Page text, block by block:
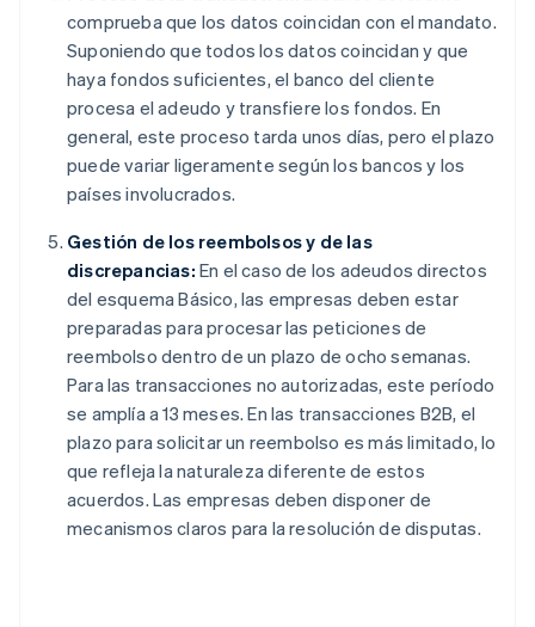
comprueba que los datos coincidan con el mandato.
Suponiendo que todos los datos coincidan y que
haya fondos suficientes, el banco del cliente
procesa el adeudo y transfiere los fondos. En
general, este proceso tarda unos días, pero el plazo
puede variar ligeramente según los bancos y los
países involucrados.
Gestión de los reembolsos y de las
discrepancias: En el caso de los adeudos directos
del esquema Básico, las empresas deben estar
preparadas para procesar las peticiones de
reembolso dentro de un plazo de ocho semanas.
Para las transacciones no autorizadas, este período
se amplía a 13 meses. En las transacciones B2B, el
plazo para solicitar un reembolso es más limitado, lo
que refleja la naturaleza diferente de estos
acuerdos. Las empresas deben disponer de
mecanismos claros para la resolución de disputas.